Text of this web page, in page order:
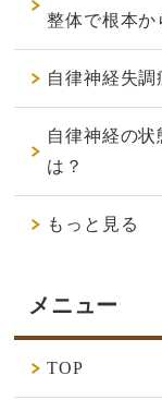
整体で根本か
自律神経失調
自律神経の
は？
もっと見る
メニュー
TOP